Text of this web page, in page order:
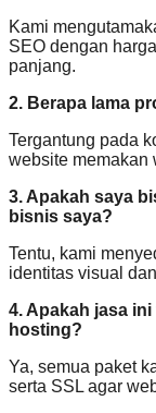
Kami
SEO dengan
panjang.
2. Berapa lama
Tergantung pada
website memakan
3. Apakah saya
bisnis saya?
Tentu, kami
identitas visual
4. Apakah jasa
hosting?
Ya, semua paket
serta SSL agar